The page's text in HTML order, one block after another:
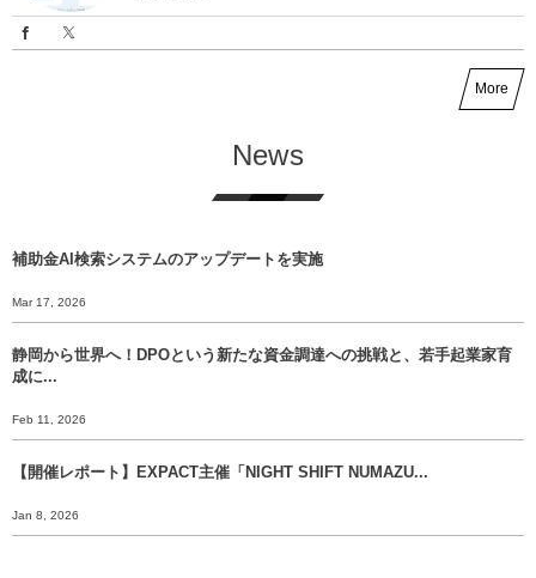
More
News
補助金AI検索システムのアップデートを実施
Mar 17, 2026
静岡から世界へ！DPOという新たな資金調達への挑戦と、若手起業家育
成に...
Feb 11, 2026
【開催レポート】EXPACT主催「NIGHT SHIFT NUMAZU...
Jan 8, 2026